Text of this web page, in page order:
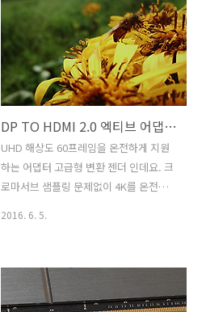
사용하면서 가장 맘에 들었던 점을 적어
보면. ASUS VZ249H는 FHD 해상도에
빛반사가 없습니다. 눈이 일단 편안하더
군요. 테두리를 상당히 줄여서 깔끔한 외
관을 완성 했습니다. 게임을 하는 목적이
든 동영상을 감상하든 아니면 일반적인
웹서핑을 하든 어떤 환경에서든 잘 어울
립니다. 좀 작은 모니터를 원하는 분들에
게 딱 좋을듯 하구요. ASUS VZ249H 슬
림 베젤 빛반사 없는 24인치 모니터 24인
DP TO HDMI 2.0 엑티브 어댑터 에프앤비즈 4K 모니터
UHD 해상도 60프레임을 온전하게 지원
하는 어댑터 고급형 변환 젠더 인데요. 크
로마서브 샘플링 문제없이 4K를 온전하
전하게 사용할 수 있습니다. HDMI 2.0 포
트가 없는 그래픽카드에서 HDMI 2.0을
써야만 하는 모니터에 연결시 DP포트를
2016. 6. 5.